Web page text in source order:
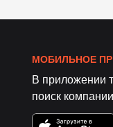
МОБИЛЬНОЕ
В приложении
поиск